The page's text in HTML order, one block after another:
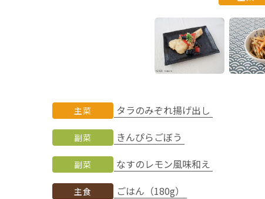
主菜 タラのみぞれ揚げ出し
副菜 きんぴらごぼう
副菜 なすのレモン風味和え
主食 ごはん（180g）